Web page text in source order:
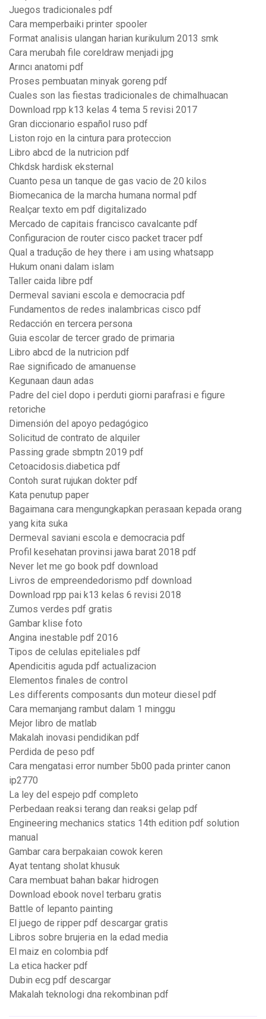
Juegos tradicionales pdf
Cara memperbaiki printer spooler
Format analisis ulangan harian kurikulum 2013 smk
Cara merubah file coreldraw menjadi jpg
Arıncı anatomi pdf
Proses pembuatan minyak goreng pdf
Cuales son las fiestas tradicionales de chimalhuacan
Download rpp k13 kelas 4 tema 5 revisi 2017
Gran diccionario español ruso pdf
Liston rojo en la cintura para proteccion
Libro abcd de la nutricion pdf
Chkdsk hardisk eksternal
Cuanto pesa un tanque de gas vacio de 20 kilos
Biomecanica de la marcha humana normal pdf
Realçar texto em pdf digitalizado
Mercado de capitais francisco cavalcante pdf
Configuracion de router cisco packet tracer pdf
Qual a tradução de hey there i am using whatsapp
Hukum onani dalam islam
Taller caida libre pdf
Dermeval saviani escola e democracia pdf
Fundamentos de redes inalambricas cisco pdf
Redacción en tercera persona
Guia escolar de tercer grado de primaria
Libro abcd de la nutricion pdf
Rae significado de amanuense
Kegunaan daun adas
Padre del ciel dopo i perduti giorni parafrasi e figure
retoriche
Dimensión del apoyo pedagógico
Solicitud de contrato de alquiler
Passing grade sbmptn 2019 pdf
Cetoacidosis.diabetica pdf
Contoh surat rujukan dokter pdf
Kata penutup paper
Bagaimana cara mengungkapkan perasaan kepada orang
yang kita suka
Dermeval saviani escola e democracia pdf
Profil kesehatan provinsi jawa barat 2018 pdf
Never let me go book pdf download
Livros de empreendedorismo pdf download
Download rpp pai k13 kelas 6 revisi 2018
Zumos verdes pdf gratis
Gambar klise foto
Angina inestable pdf 2016
Tipos de celulas epiteliales pdf
Apendicitis aguda pdf actualizacion
Elementos finales de control
Les differents composants dun moteur diesel pdf
Cara memanjang rambut dalam 1 minggu
Mejor libro de matlab
Makalah inovasi pendidikan pdf
Perdida de peso pdf
Cara mengatasi error number 5b00 pada printer canon
ip2770
La ley del espejo pdf completo
Perbedaan reaksi terang dan reaksi gelap pdf
Engineering mechanics statics 14th edition pdf solution
manual
Gambar cara berpakaian cowok keren
Ayat tentang sholat khusuk
Cara membuat bahan bakar hidrogen
Download ebook novel terbaru gratis
Battle of lepanto painting
El juego de ripper pdf descargar gratis
Libros sobre brujeria en la edad media
El maiz en colombia pdf
La etica hacker pdf
Dubin ecg pdf descargar
Makalah teknologi dna rekombinan pdf